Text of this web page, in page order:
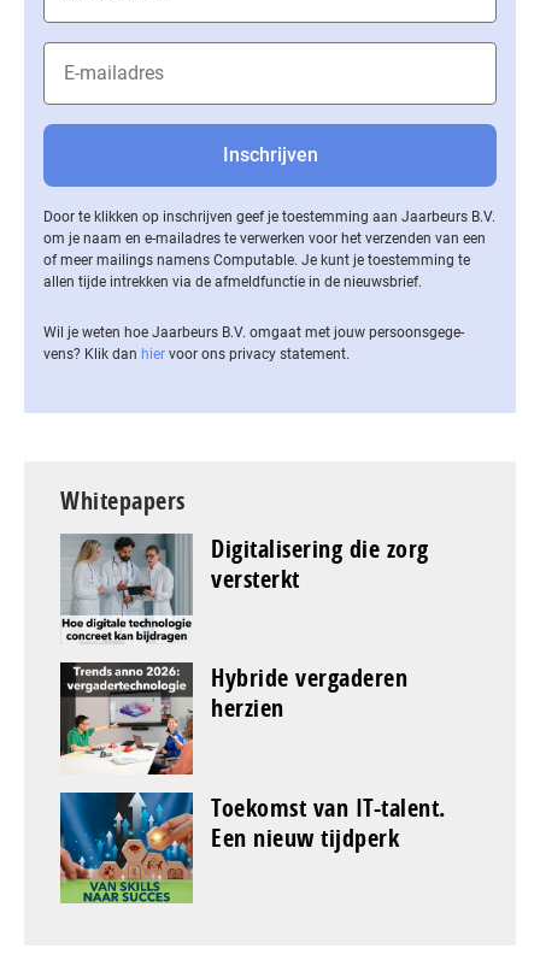
Door te klikken op inschrijven geef je toestemming aan Jaarbeurs B.V.
om je naam en e-mailadres te verwerken voor het verzenden van een
of meer mailings namens Computable. Je kunt je toestemming te
allen tijde intrekken via de af­meld­func­tie in de nieuwsbrief.
Wil je weten hoe Jaarbeurs B.V. omgaat met jouw per­soons­ge­ge­
vens? Klik dan hier voor ons privacy statement.
Whitepapers
Digitalisering die zorg
versterkt
Hybride vergaderen
herzien
Toekomst van IT-talent.
Een nieuw tijdperk